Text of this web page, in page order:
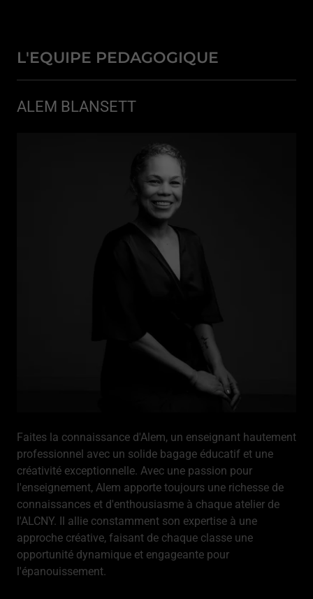
L'EQUIPE PEDAGOGIQUE
ALEM BLANSETT
Faites la connaissance d'Alem, un enseignant hautement
professionnel avec un solide bagage éducatif et une
créativité exceptionnelle. Avec une passion pour
l'enseignement, Alem apporte toujours une richesse de
connaissances et d'enthousiasme à chaque atelier de
l'ALCNY. Il allie constamment son expertise à une
approche créative, faisant de chaque classe une
opportunité dynamique et engageante pour
l'épanouissement.